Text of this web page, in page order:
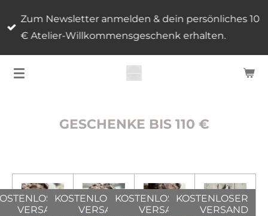
Zum
Hauptinhalt
Zum Newsletter anmelden & dein persönliches 10
€ Atelier-Willkommensgeschenk erhalten.
GESCHENKE BIS 110 €
VERSAND
KOSTENLOSER
VERSAND
KOSTENLOSER
VERSAND
KOSTENLOSER
VERSAND